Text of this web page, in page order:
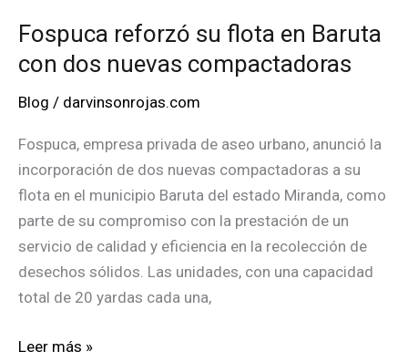
Fospuca reforzó su flota en Baruta
con dos nuevas compactadoras
Blog / darvinsonrojas.com
Fospuca, empresa privada de aseo urbano, anunció la
incorporación de dos nuevas compactadoras a su
flota en el municipio Baruta del estado Miranda, como
parte de su compromiso con la prestación de un
servicio de calidad y eficiencia en la recolección de
desechos sólidos. Las unidades, con una capacidad
total de 20 yardas cada una,
Fospuca
Leer más »